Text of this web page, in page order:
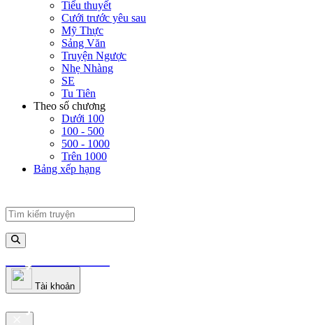
Tiểu thuyết
Cưới trước yêu sau
Mỹ Thực
Sảng Văn
Truyện Ngược
Nhẹ Nhàng
SE
Tu Tiên
Theo số chương
Dưới 100
100 - 500
500 - 1000
Trên 1000
Bảng xếp hạng
truyenfullz.com
Tài khoản
truyenfullz.com